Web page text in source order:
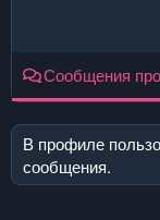
Сообщения
В профиле
сообщения.